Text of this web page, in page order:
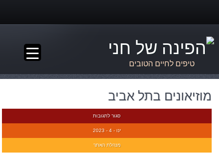
טיפים לחיים הטובים
מוזיאונים בתל אביב
סגור לתגובות
ינו - 4 - 2023
מנהלת האתר